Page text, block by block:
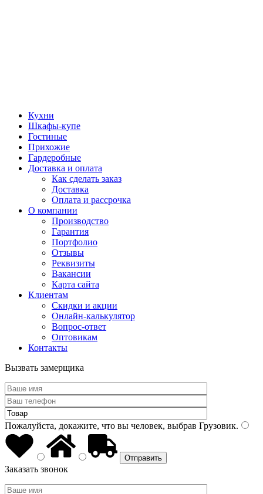
Кухни
Шкафы-купе
Гостиные
Прихожие
Гардеробные
Доставка и оплата
Как сделать заказ
Доставка
Оплата и рассрочка
О компании
Производство
Гарантия
Портфолио
Отзывы
Реквизиты
Вакансии
Карта сайта
Клиентам
Скидки и акции
Онлайн-калькулятор
Вопрос-ответ
Оптовикам
Контакты
Вызвать замерщика
Пожалуйста, докажите, что вы человек, выбрав Грузовик.
Заказать звонок